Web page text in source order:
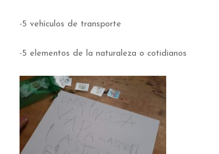
-5 vehículos de transporte
-5 elementos de la naturaleza o cotidianos